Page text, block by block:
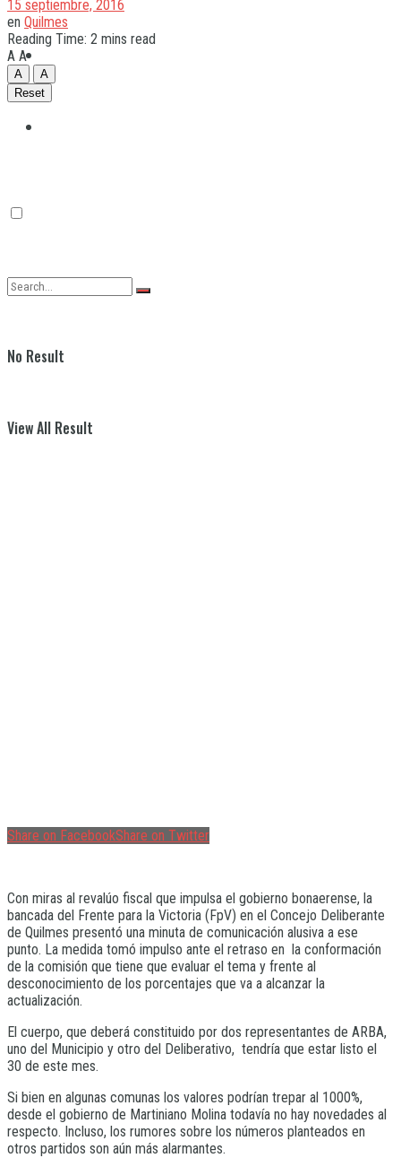
No Result
View All Result
15 septiembre, 2016
en Quilmes
Reading Time: 2 mins read
A A
A
A
Reset
Share on FacebookShare on Twitter
Con miras al revalúo fiscal que impulsa el gobierno bonaerense, la
bancada del Frente para la Victoria (FpV) en el Concejo Deliberante
de Quilmes presentó una minuta de comunicación alusiva a ese
punto. La medida tomó impulso ante el retraso en la conformación
de la comisión que tiene que evaluar el tema y frente al
desconocimiento de los porcentajes que va a alcanzar la
actualización.
El cuerpo, que deberá constituido por dos representantes de ARBA,
uno del Municipio y otro del Deliberativo, tendría que estar listo el
30 de este mes.
Si bien en algunas comunas los valores podrían trepar al 1000%,
desde el gobierno de Martiniano Molina todavía no hay novedades al
respecto. Incluso, los rumores sobre los números planteados en
otros partidos son aún más alarmantes.